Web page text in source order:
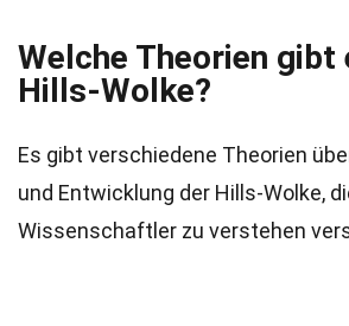
Welche Theorien gibt
Hills-Wolke?
Es gibt verschiedene Theorien
und Entwicklung der Hills-Wolke,
Wissenschaftler zu verstehen